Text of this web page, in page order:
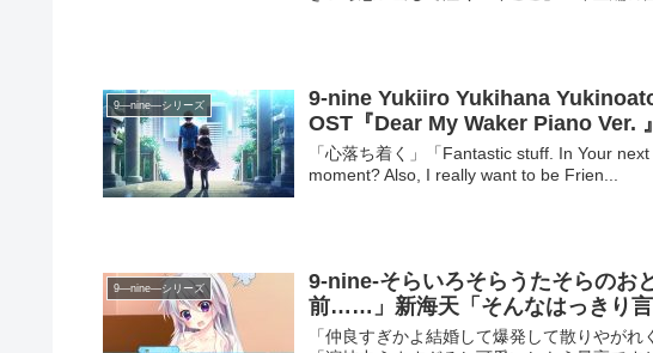
9―nine―シリーズ
9-nine Yukiiro Yukihana
OST『Dear My Waker Piano Ver. 』
「心落ち着く」「Fantastic stuff. In Your
moment? Also, I really want to be Frien...
9―nine―シリーズ
9-nine-そらいろそらうたそらの
前……」新海天「そんなはっきり言
「仲良すぎかよ結婚して爆発して散りやが